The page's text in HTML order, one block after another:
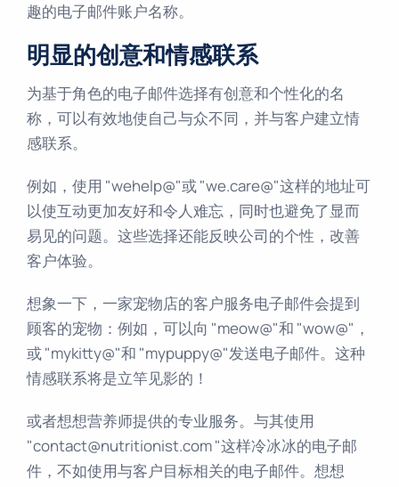
趣的电子邮件账户名称。
明显的创意和情感联系
为基于角色的电子邮件选择有创意和个性化的名
称，可以有效地使自己与众不同，并与客户建立情
感联系。
例如，使用 "wehelp@"或 "we.care@"这样的地址可
以使互动更加友好和令人难忘，同时也避免了显而
易见的问题。这些选择还能反映公司的个性，改善
客户体验。
想象一下，一家宠物店的客户服务电子邮件会提到
顾客的宠物：例如，可以向 "meow@"和 "wow@"，
或 "mykitty@"和 "mypuppy@"发送电子邮件。这种
情感联系将是立竿见影的！
或者想想营养师提供的专业服务。与其使用
"contact@nutritionist.com "这样冷冰冰的电子邮
件，不如使用与客户目标相关的电子邮件。想想